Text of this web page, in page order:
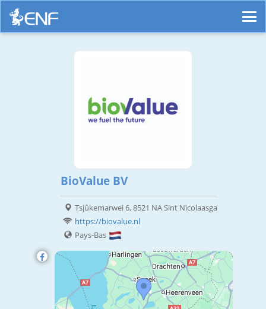
BioValue BV
Tsjûkemarwei 6, 8521 NA Sint Nicolaasga
https://biovalue.nl
Pays-Bas